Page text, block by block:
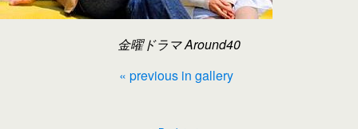
金曜ドラマ Around40
« previous in gallery